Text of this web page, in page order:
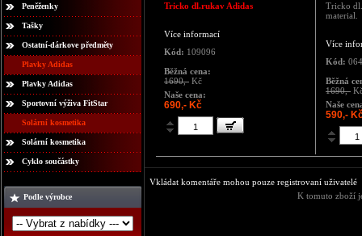
Peněženky
Tašky
Ostatní-dárkove předměty
Plavky Adidas
Plavky Adidas
Sportovní výživa FitStar
Solární kosmetika
Solární kosmetika
Cyklo součástky
Podle výrobce
Tricko dl.rukav Adidas
Více informací
Kód: 109096
Běžná cena:
1690,- Kč
Naše cena:
690,- Kč
Tricko
material.
Více
Kód:
Běžná
1690,-
Naše
590,-
Vkládat komentáře mohou pouze registrovaní uživatelé
K tomuto zboží